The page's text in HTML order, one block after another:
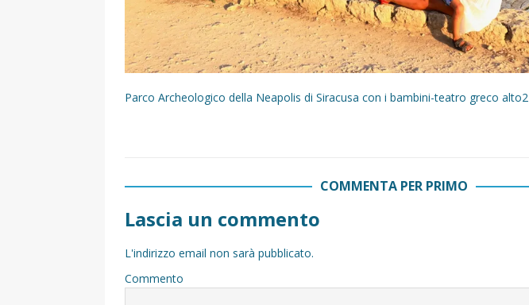
VIAGGI IN SICILIA
Parco Archeologico della Neapolis di Siracusa con i bambini-teatro greco alto2
COMMENTA PER PRIMO
Lascia un commento
L'indirizzo email non sarà pubblicato.
Commento